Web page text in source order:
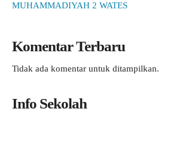
MUHAMMADIYAH 2 WATES
Komentar Terbaru
Tidak ada komentar untuk ditampilkan.
Info Sekolah